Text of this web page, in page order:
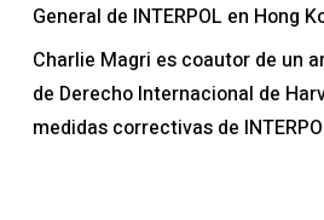
General de INTERPOL en Hong
Charlie Magri es coautor de un
de Derecho Internacional de
medidas correctivas de